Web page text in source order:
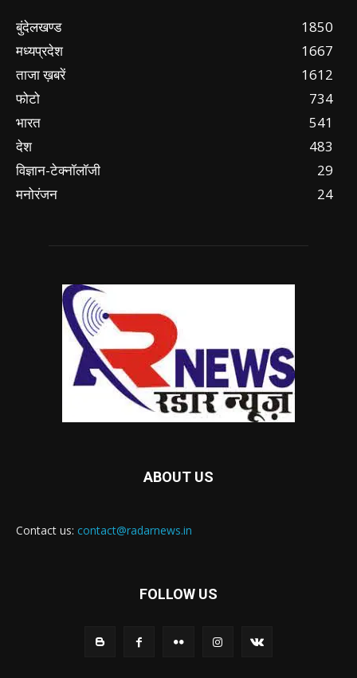
बुंदेलखण्ड
1850
मध्यप्रदेश
1667
ताजा ख़बरें
1612
फोटो
734
भारत
541
देश
483
विज्ञान-टेक्नॉलॉजी
29
मनोरंजन
24
ABOUT US
Contact us: contact@radarnews.in
FOLLOW US